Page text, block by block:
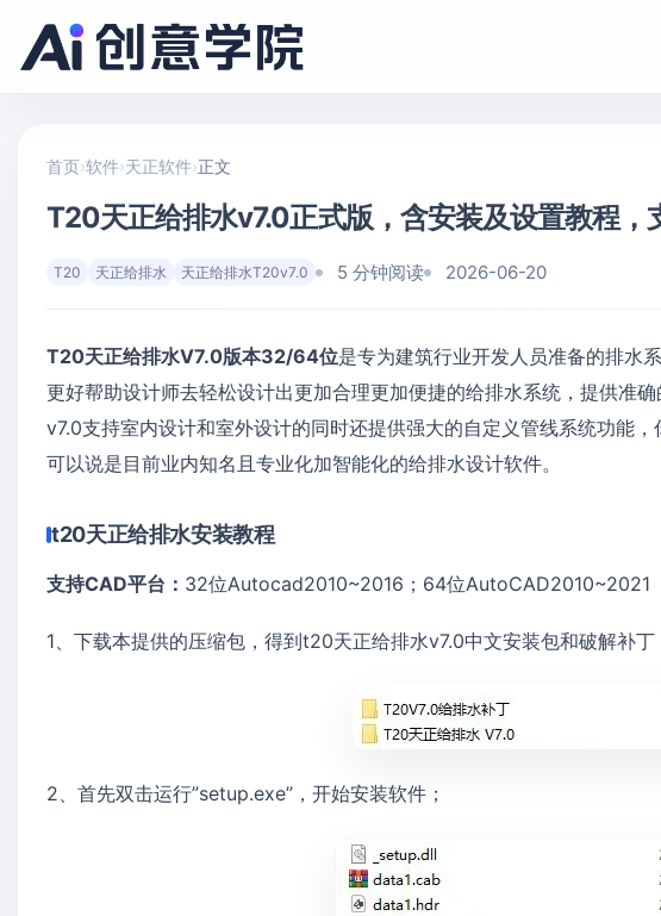
首页›软件›天正软件›正文
T20天正给排水v7.0正式版，含安装及设置教程
T20 天正给排水 天正给排水T20v7.0 5 分钟阅读 2026-06-20
T20天正给排水V7.0版本32/64位是专为建筑行业开发人员准备的排水
更好帮助设计师去轻松设计出更加合理更加便捷的给排水系统，提供准
v7.0支持室内设计和室外设计的同时还提供强大的自定义管线系统功能
可以说是目前业内知名且专业化加智能化的给排水设计软件。
t20天正给排水安装教程
支持CAD平台： 32位Autocad2010~2016；64位AutoCAD2010~2021
1、下载本提供的压缩包，得到t20天正给排水v7.0中文安装包和破解补丁
2、首先双击运行”setup.exe”，开始安装软件；